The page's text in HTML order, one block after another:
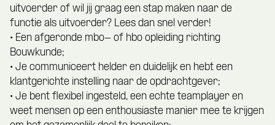
uitvoerder of wil jij graag een stap maken naar de
functie als uitvoerder? Lees dan snel verder!
• Een afgeronde mbo- of hbo opleiding richting
Bouwkunde;
• Je communiceert helder en duidelijk en hebt een
klantgerichte instelling naar de opdrachtgever;
• Je bent flexibel ingesteld, een echte teamplayer en
weet mensen op een enthousiaste manier mee te krijgen